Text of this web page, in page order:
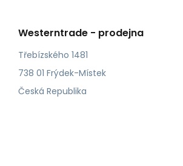
Westerntrade - prodejna
Třebízského 1481
738 01 Frýdek-Místek
Česká Republika